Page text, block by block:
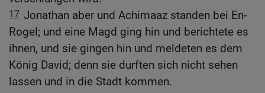
17 Jonathan aber und Achimaaz standen bei En-
Rogel; und eine Magd ging hin und berichtete es
ihnen, und sie gingen hin und meldeten es dem
König David; denn sie durften sich nicht sehen
lassen und in die Stadt kommen.